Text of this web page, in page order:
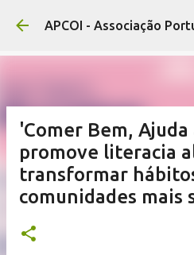
Avançar para o
'Comer Bem, Ajuda
promove literacia
transformar
comunidades mais